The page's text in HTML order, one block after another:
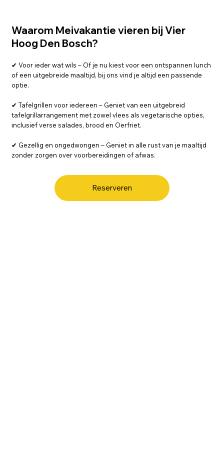
Waarom Meivakantie vieren bij Vier
Hoog Den Bosch?
✔ Voor ieder wat wils – Of je nu kiest voor een ontspannen lunch
of een uitgebreide maaltijd, bij ons vind je altijd een passende
optie.
✔ Tafelgrillen voor iedereen – Geniet van een uitgebreid
tafelgrillarrangement met zowel vlees als vegetarische opties,
inclusief verse salades, brood en Oerfriet.
✔ Gezellig en ongedwongen – Geniet in alle rust van je maaltijd
zonder zorgen over voorbereidingen of afwas.
Reserveren